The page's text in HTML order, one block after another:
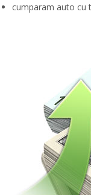
cumparam auto cu